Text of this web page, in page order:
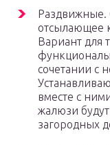
отсылающее
Вариант для
сочетании с
вместе с
жалюзи
загородных